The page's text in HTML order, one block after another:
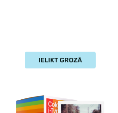
IELIKT GROZĀ